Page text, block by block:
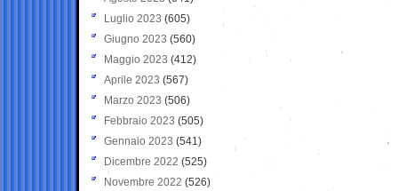
Luglio 2023 (605)
Giugno 2023 (560)
Maggio 2023 (412)
Aprile 2023 (567)
Marzo 2023 (506)
Febbraio 2023 (505)
Gennaio 2023 (541)
Dicembre 2022 (525)
Novembre 2022 (526)